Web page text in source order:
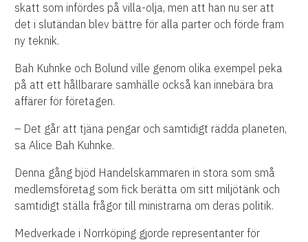
skatt som infördes på villa-olja, men att han nu ser att
det i slutändan blev bättre för alla parter och förde fram
ny teknik.
Bah Kuhnke och Bolund ville genom olika exempel peka
på att ett hållbarare samhälle också kan innebära bra
affärer för företagen.
– Det går att tjäna pengar och samtidigt rädda planeten,
sa Alice Bah Kuhnke.
Denna gång bjöd Handelskammaren in stora som små
medlemsföretag som fick berätta om sitt miljötänk och
samtidigt ställa frågor till ministrarna om deras politik.
Medverkade i Norrköping gjorde representanter för